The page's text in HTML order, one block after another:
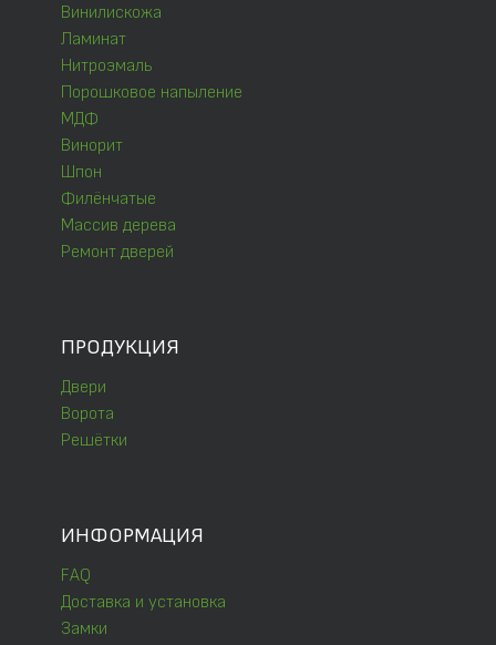
Винилискожа
Ламинат
Нитроэмаль
Порошковое напыление
МДФ
Винорит
Шпон
Филёнчатые
Массив дерева
Ремонт дверей
ПРОДУКЦИЯ
Двери
Ворота
Решётки
ИНФОРМАЦИЯ
FAQ
Доставка и установка
Замки